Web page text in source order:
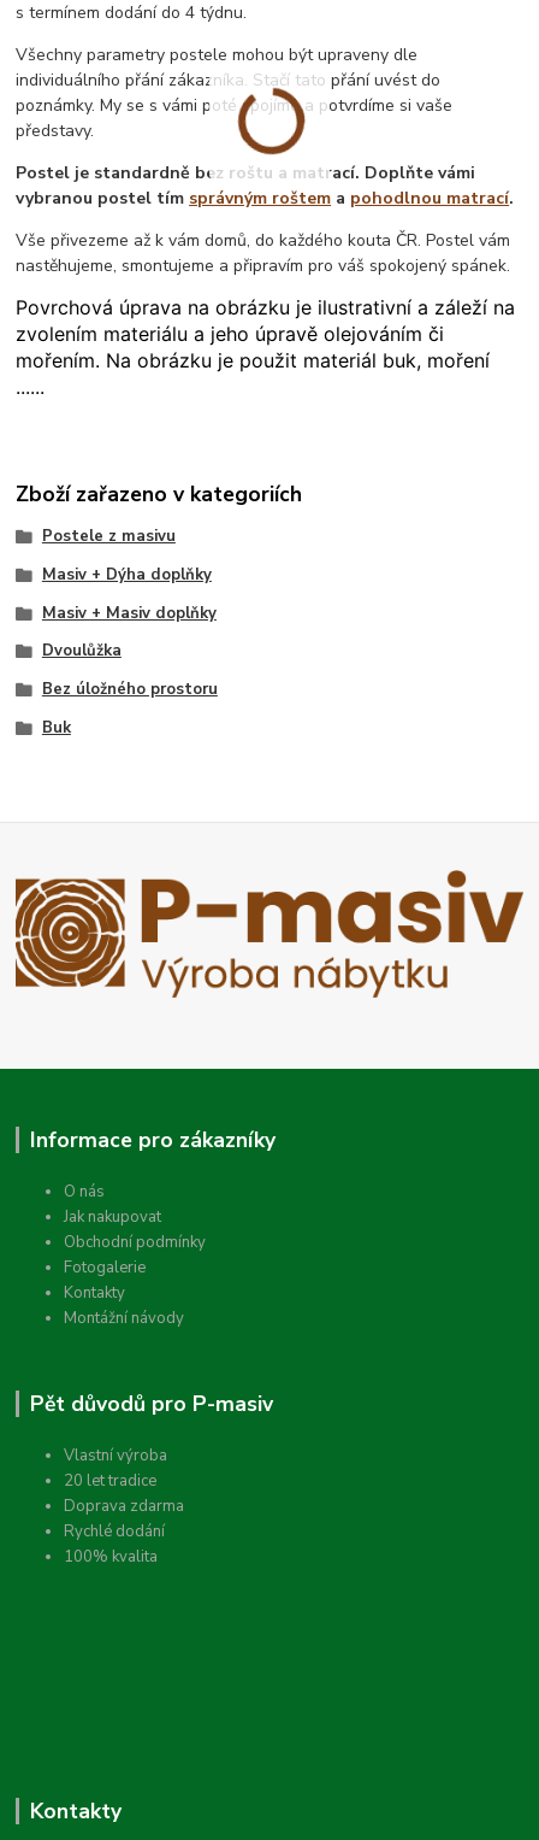
s termínem dodání do 4 týdnu.
Všechny parametry postele mohou být upraveny dle
individuálního přání zákazníka. Stačí tato přání uvést do
poznámky. My se s vámi poté spojíme a potvrdíme si vaše
představy.
Postel je standardně bez roštu a matrací. Doplňte vámi
vybranou postel tím správným roštem a pohodlnou matrací.
Vše přivezeme až k vám domů, do každého kouta ČR. Postel vám
nastěhujeme, smontujeme a připravím pro váš spokojený spánek.
Povrchová úprava na obrázku je ilustrativní a záleží na
zvolením materiálu a jeho úpravě olejováním či
mořením. Na obrázku je použit materiál buk, moření
......
Zboží zařazeno v kategoriích
Postele z masivu
Masiv + Dýha doplňky
Masiv + Masiv doplňky
Dvoulůžka
Bez úložného prostoru
Buk
Informace pro zákazníky
O nás
Jak nakupovat
Obchodní podmínky
Fotogalerie
Kontakty
Montážní návody
Pět důvodů pro P-masiv
Vlastní výroba
20 let tradice
Doprava zdarma
Rychlé dodání
100% kvalita
Kontakty